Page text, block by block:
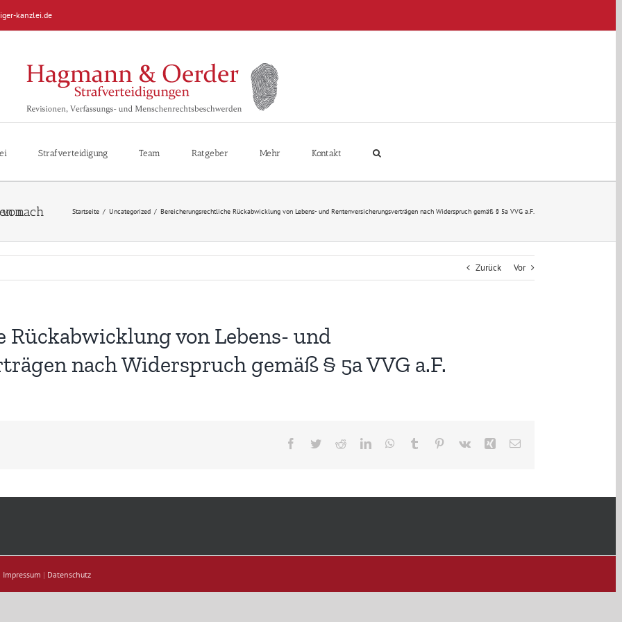
kanzlei.de
Strafverteidigung Team Ratgeber Mehr Kontakt
Startseite / Uncategorized / Bereicherungsrechtliche Rückabwicklung von Lebens- und Rentenversicherungsverträgen nach Widerspruch gemäß § 5a VVG a.F.
Zurück Vor
von Lebens- und
nach Widerspruch gemäß § 5a VVG a.F.
Facebook
TwitterRedditLinkedInWhatsApp
Tumblr Pinterest
Vk Xing E-
Impressum | Datenschutz